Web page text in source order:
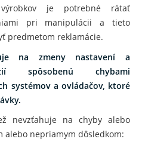
je potrebné rátať
pri manipulácii a tieto
predmetom reklamácie.
na zmeny nastavení a
spôsobenú chybami
systémov a ovládačov, ktoré
nevzťahuje na chyby alebo
alebo nepriamym dôsledkom: